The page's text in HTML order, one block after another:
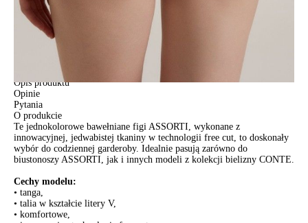
Dostawa
Kurier,darmowa od 99 zł
czas dostawy: 1-2 dni robocze
Paczkomaty InPost 24/7,
darmowa od 50 zł
czas dostawy: 1-2 dni robocze
Odbiór osobisty
w sklepie Conte (Łodz)
pn.- czw. 8:00 - 16:00, pt. 8:00 - 14:00
Opis produktu
Opinie
Pytania
O produkcie
Te jednokolorowe bawełniane figi ASSORTI, wykonane z
innowacyjnej, jedwabistej tkaniny w technologii free cut, to doskonały
wybór do codziennej garderoby. Idealnie pasują zarówno do
biustonoszy ASSORTI, jak i innych modeli z kolekcji bielizny CONTE.
Cechy modelu:
• tanga,
• talia w kształcie litery V,
• komfortowe,